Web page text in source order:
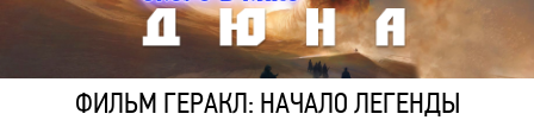
ФИЛЬМ ГЕРАКЛ: НАЧАЛО ЛЕГЕНДЫ